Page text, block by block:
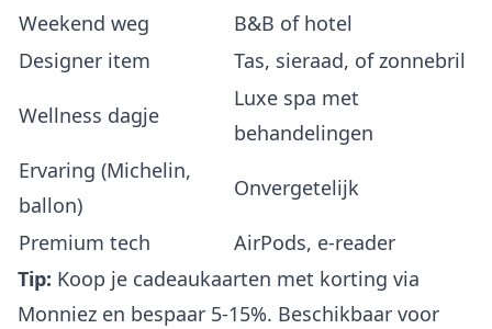
Weekend weg
B&B of hotel
Designer item
Tas, sieraad, of zonnebril
Wellness dagje
Luxe spa met
behandelingen
Ervaring (Michelin,
ballon)
Onvergetelijk
Premium tech
AirPods, e-reader
Tip: Koop je cadeaukaarten met korting via
Monniez en bespaar 5-15%. Beschikbaar voor